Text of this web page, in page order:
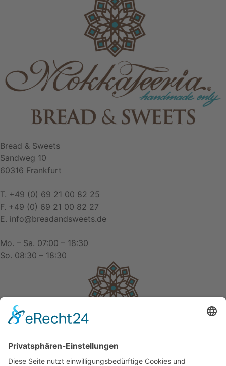
Bread & Sweets
Sandweg 10
60316 Frankfurt
T. +49 (0) 69 21 00 82 25
F. +49 (0) 69 21 00 82 27
E. info@breadandsweets.de
Mo. – Sa. 07:00 – 18:30
So. 08:30 – 18:30